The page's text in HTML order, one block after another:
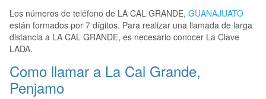
Los números de teléfono de LA CAL GRANDE, GUANAJUATO
están formados por 7 dígitos. Para realizar una llamada de larga
distancia a LA CAL GRANDE, es necesario conocer La Clave
LADA.
Como llamar a La Cal Grande,
Penjamo